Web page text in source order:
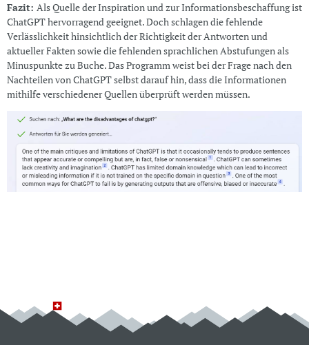
Fazit: Als Quelle der Inspiration und zur Informationsbeschaffung ist
ChatGPT hervorragend geeignet. Doch schlagen die fehlende
Verlässlichkeit hinsichtlich der Richtigkeit der Antworten und
aktueller Fakten sowie die fehlenden sprachlichen Abstufungen als
Minuspunkte zu Buche. Das Programm weist bei der Frage nach den
Nachteilen von ChatGPT selbst darauf hin, dass die Informationen
mithilfe verschiedener Quellen überprüft werden müssen.